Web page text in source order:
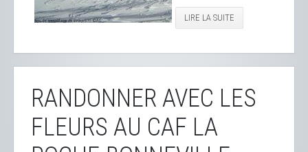
LIRE LA SUITE
RANDONNER AVEC LES
FLEURS AU CAF LA